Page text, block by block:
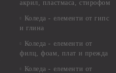
акрил, пластмаса, стирофом
Коледа - елементи от гипс
и глина
Коледа - елементи от
филц, фоам, плат и прежда
Коледа - елементи от